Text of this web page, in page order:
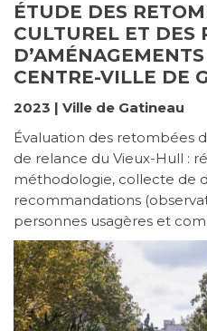
ÉTUDE DES
CULTUREL ET DES
CENTRE-VILLE DE
2023 | Ville de Gatineau
Évaluation des retombées
de relance du Vieux-Hull :
méthodologie, collecte de
recommandations
personnes usagères et